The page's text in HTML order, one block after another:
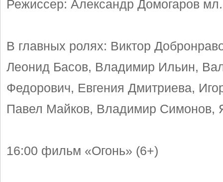
Режиссер: Александр Домогаров мл.
В главных ролях: Виктор
Леонид Басов, Владимир Ильин,
Федорович, Евгения Дмитриева,
Павел Майков, Владимир Симонов,
16:00 фильм «Огонь» (6+)